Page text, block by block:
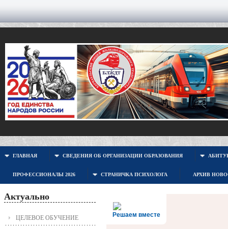
ГЛАВНАЯ СВЕДЕНИЯ ОБ ОРГАНИЗАЦИИ ОБРАЗОВАНИЯ
ПРОФЕССИОНАЛЫ 2026 СТРАНИЧКА ПСИХОЛОГА АРХИВ
Актуально
ЦЕЛЕВОЕ ОБУЧЕНИЕ Решаем вместе